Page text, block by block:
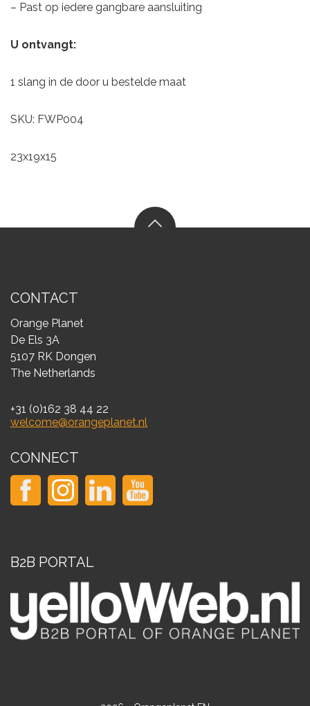
– Past op iedere gangbare aansluiting
U ontvangt:
1 slang in de door u bestelde maat
SKU: FWP004
23x19x15
CONTACT
Orange Planet
De Els 3A
5107 RK Dongen
The Netherlands
+31 (0)162 38 44 22
welcome@orangeplanet.nl
CONNECT
B2B PORTAL